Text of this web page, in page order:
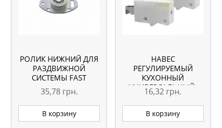
РОЛИК НИЖНИЙ ДЛЯ
РАЗДВИЖНОЙ
СИСТЕМЫ FAST
35,78 грн.
В корзину
НАВЕС
РЕГУЛИРУЕМЫЙ
КУХОННЫЙ
УНИВЕРСАЛЬНЫЙ,
БЕЛЫЙ
16,32 грн.
В корзину